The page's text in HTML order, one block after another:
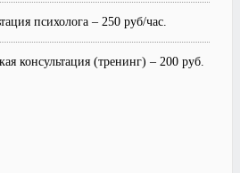
психолога – 250 руб/час.
консультация (тренинг) – 200 руб.